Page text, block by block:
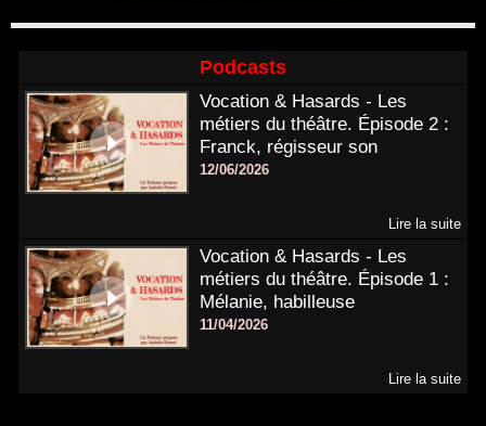
Podcasts
Vocation & Hasards - Les
métiers du théâtre. Épisode 2 :
Franck, régisseur son
12/06/2026
Lire la suite
Vocation & Hasards - Les
métiers du théâtre. Épisode 1 :
Mélanie, habilleuse
11/04/2026
Lire la suite